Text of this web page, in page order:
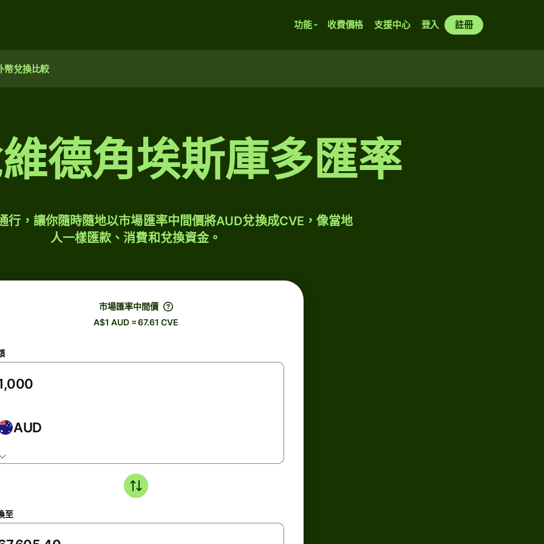
功能 收費價格 支援中心 登入 註冊
幣兌換比較
德角埃斯庫多匯率
行，讓你隨時隨地以市場匯率中間價將AUD兌換成CVE，像當地
人一樣匯款、消費和兌換資金。
市場匯率中間價
A$1 AUD = 67.61 CVE
AUD
至